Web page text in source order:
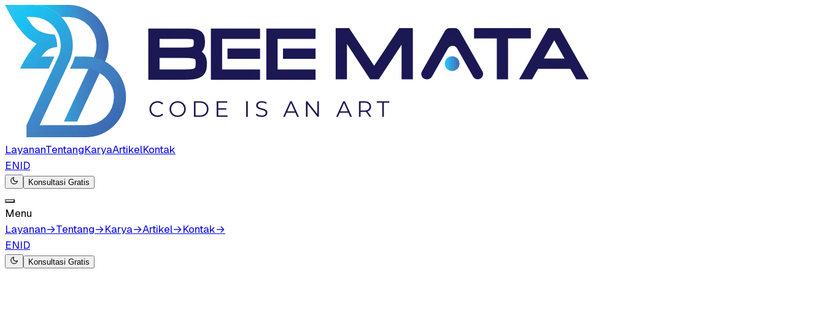
LayananTentangKaryaArtikelKontak
ENID
Konsultasi Gratis
Menu
Layanan→Tentang→Karya→Artikel→Kontak→
ENID
Konsultasi Gratis